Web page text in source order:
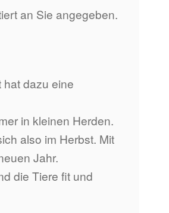
an Sie angegeben.
hat dazu eine
in kleinen Herden.
also im Herbst. Mit
Jahr.
die Tiere fit und